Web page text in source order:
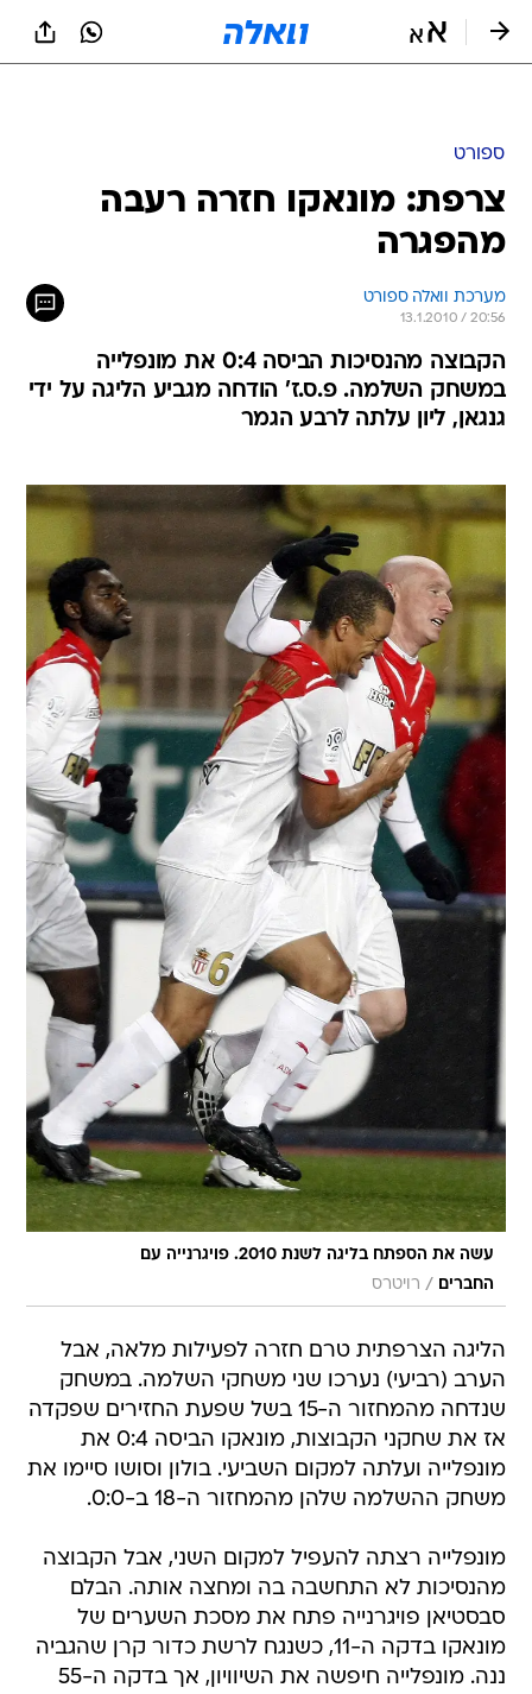
ספורט
צרפת: מונאקו חזרה רעבה
מהפגרה
מערכת וואלה ספורט
13.1.2010 / 20:56
הקבוצה מהנסיכות הביסה 0:4 את מונפלייה
במשחק השלמה. פ.ס.ז' הודחה מגביע הליגה על ידי
גנגאן, ליון עלתה לרבע הגמר
עשה את הספתח בליגה לשנת 2010. פויגרנייה עם
החברים
/ רויטרס
הליגה הצרפתית טרם חזרה לפעילות מלאה, אבל
הערב (רביעי) נערכו שני משחקי השלמה. במשחק
שנדחה מהמחזור ה-15 בשל שפעת החזירים שפקדה
אז את שחקני הקבוצות, מונאקו הביסה 0:4 את
מונפלייה ועלתה למקום השביעי. בולון וסושו סיימו את
משחק ההשלמה שלהן מהמחזור ה-18 ב-0:0.
מונפלייה רצתה להעפיל למקום השני, אבל הקבוצה
מהנסיכות לא התחשבה בה ומחצה אותה. הבלם
סבסטיאן פויגרנייה פתח את מסכת השערים של
מונאקו בדקה ה-11, כשנגח לרשת כדור קרן שהגביה
ננה. מונפלייה חיפשה את השיוויון, אך בדקה ה-55